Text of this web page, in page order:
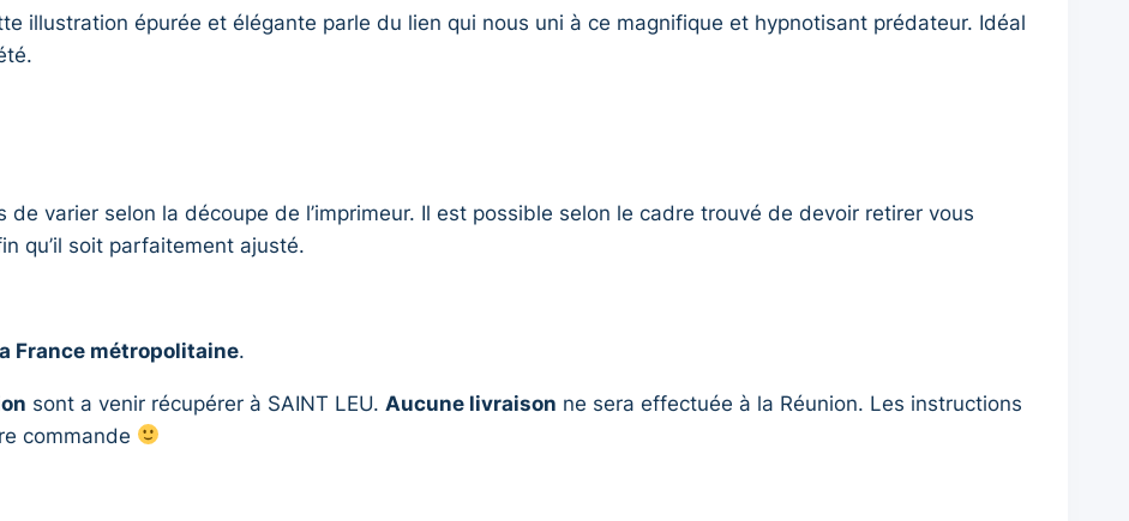
illustration épurée et élégante parle du lien qui nous uni à ce magnifique et hypnotisant prédateur. Idéal
varier selon la découpe de l’imprimeur. Il est possible selon le cadre trouvé de devoir retirer vous
qu’il soit parfaitement ajusté.
France métropolitaine.
sont a venir récupérer à SAINT LEU. Aucune livraison ne sera effectuée à la Réunion. Les instructions
commande